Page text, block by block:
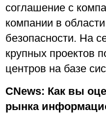
соглашение с
компании в
безопасности. На
крупных проектов
центров на базе
CNews: Как вы
рынка